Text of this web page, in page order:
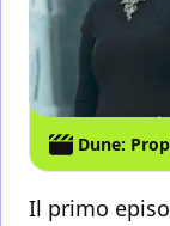
Dune:
Il primo